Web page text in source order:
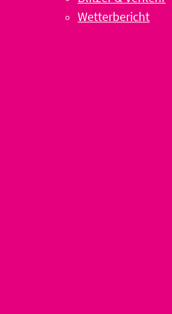
Wetterbericht